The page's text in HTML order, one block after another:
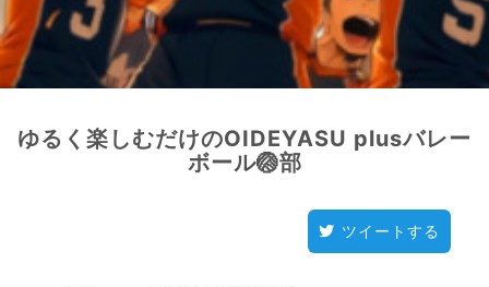
ゆるく楽しむだけのOIDEYASU plusバレー
ボール🏐部
ツイートする